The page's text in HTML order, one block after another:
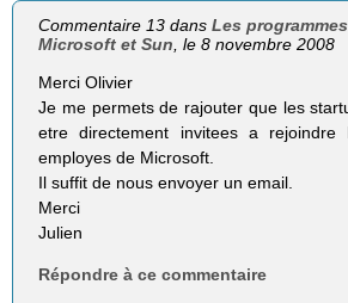
Commentaire 13 dansLes
Microsoft et Sun , le 8 novembre 2008
Merci Olivier
Je me permets de rajouter que les
etre directement invitees a rejoindre
employes de Microsoft.
Il suffit de nous envoyer un email.
Merci
Julien
Répondre à ce commentaire